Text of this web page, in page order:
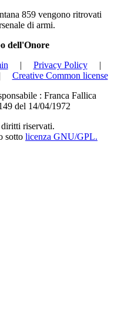
859 vengono ritrovati
di armi.
dell'Onore
| Privacy Policy|
Creative Common license
: Franca Fallica
del 14/04/1972
riservati.
sotto licenza GNU/GPL.